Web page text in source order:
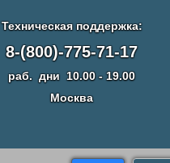
Техническая поддержка:
8-(800)-775-71-17
раб. дни 10.00 - 19.00
Москва